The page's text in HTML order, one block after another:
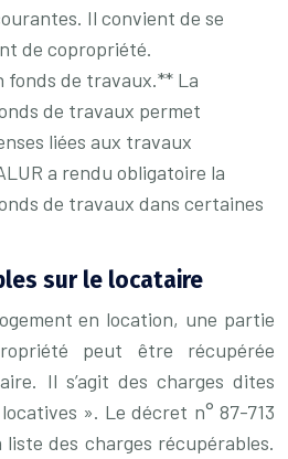
Il convient de se
de copropriété.
fonds de travaux.** La
de travaux permet
liées aux travaux
a rendu obligatoire la
de travaux dans certaines
sur le locataire
en location, une partie
peut être récupérée
Il s’agit des charges dites
». Le décret n° 87-713
des charges récupérables.